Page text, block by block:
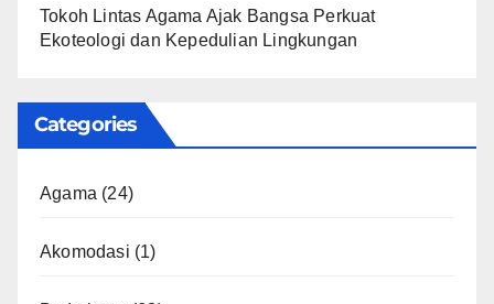
Tokoh Lintas Agama Ajak Bangsa Perkuat
Ekoteologi dan Kepedulian Lingkungan
Categories
Agama (24)
Akomodasi (1)